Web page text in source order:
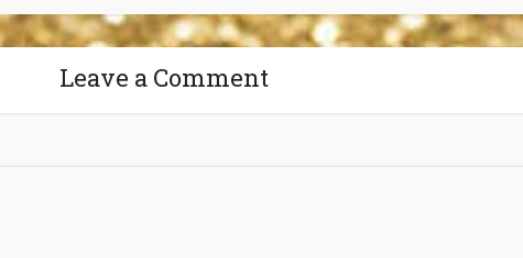
Leave a Comment